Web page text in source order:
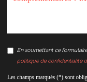
En soumettant ce
politique de confidentialité
Les champs marqués (*) sont